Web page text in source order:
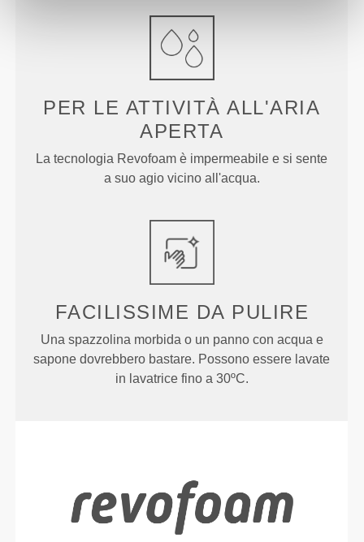
PER LE ATTIVITÀ ALL'ARIA
APERTA
La tecnologia Revofoam è impermeabile e si sente
a suo agio vicino all'acqua.
FACILISSIME DA PULIRE
Una spazzolina morbida o un panno con acqua e
sapone dovrebbero bastare. Possono essere lavate
in lavatrice fino a 30ºC.